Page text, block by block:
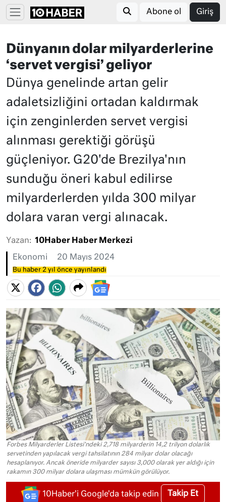
Abone ol Giriş
Dünyanın dolar milyarderlerine
‘servet vergisi’ geliyor
Dünya genelinde artan gelir
adaletsizliğini ortadan kaldırmak
için zenginlerden servet vergisi
alınması gerektiği görüşü
güçleniyor. G20'de Brezilya'nın
sunduğu öneri kabul edilirse
milyarderlerden yılda 300 milyar
dolara varan vergi alınacak.
Yazan: 10Haber Haber Merkezi
Ekonomi 20 Mayıs 2024
Bu haber 2 yıl önce yayınlandı
Forbes Milyarderler Listesi'ndeki 2,718 milyarderin 14,2 trilyon dolarlık
servetinden yapılacak vergi tahsilatının 284 milyar dolar olacağı
hesaplanıyor. Ancak öneride milyarder sayısı 3,000 olarak yer aldığı için
rakamın 300 milyar dolara ulaşması mümkün görülüyor.
10Haber'i Google'da takip edin Takip Et